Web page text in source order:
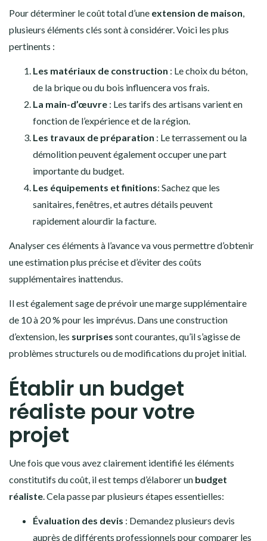
Pour déterminer le coût total d’une extension de maison,
plusieurs éléments clés sont à considérer. Voici les plus
pertinents :
Les matériaux de construction : Le choix du béton,
de la brique ou du bois influencera vos frais.
La main-d’œuvre : Les tarifs des artisans varient en
fonction de l’expérience et de la région.
Les travaux de préparation : Le terrassement ou la
démolition peuvent également occuper une part
importante du budget.
Les équipements et finitions: Sachez que les
sanitaires, fenêtres, et autres détails peuvent
rapidement alourdir la facture.
Analyser ces éléments à l’avance va vous permettre d’obtenir
une estimation plus précise et d’éviter des coûts
supplémentaires inattendus.
Il est également sage de prévoir une marge supplémentaire
de 10 à 20 % pour les imprévus. Dans une construction
d’extension, les surprises sont courantes, qu’il s’agisse de
problèmes structurels ou de modifications du projet initial.
Établir un budget
réaliste pour votre
projet
Une fois que vous avez clairement identifié les éléments
constitutifs du coût, il est temps d’élaborer un budget
réaliste. Cela passe par plusieurs étapes essentielles:
Évaluation des devis : Demandez plusieurs devis
auprès de différents professionnels pour comparer les